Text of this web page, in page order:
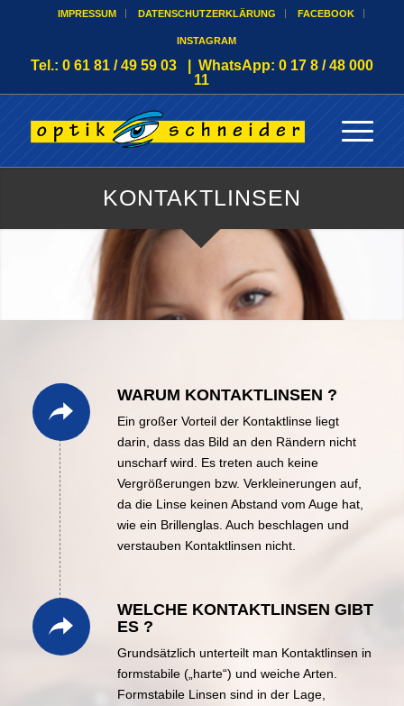
IMPRESSUM DATENSCHUTZERKLÄRUNG FACEBOOK
INSTAGRAM
Tel.: 0 61 81 / 49 59 03 | WhatsApp: 0 17 8 / 48 000
11
KONTAKTLINSEN
WARUM KONTAKTLINSEN ?
Ein großer Vorteil der Kontaktlinse liegt
darin, dass das Bild an den Rändern nicht
unscharf wird. Es treten auch keine
Vergrößerungen bzw. Verkleinerungen auf,
da die Linse keinen Abstand vom Auge hat,
wie ein Brillenglas. Auch beschlagen und
verstauben Kontaktlinsen nicht.
WELCHE KONTAKTLINSEN GIBT
ES ?
Grundsätzlich unterteilt man Kontaktlinsen in
formstabile („harte“) und weiche Arten.
Formstabile Linsen sind in der Lage,